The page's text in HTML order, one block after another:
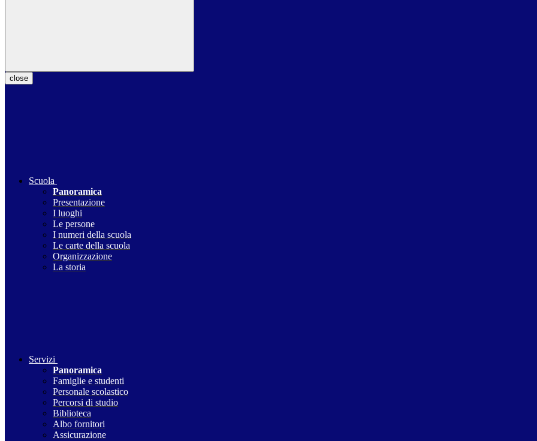
close
Scuola
Panoramica
Presentazione
I luoghi
Le persone
I numeri della scuola
Le carte della scuola
Organizzazione
La storia
Servizi
Panoramica
Famiglie e studenti
Personale scolastico
Percorsi di studio
Biblioteca
Albo fornitori
Assicurazione